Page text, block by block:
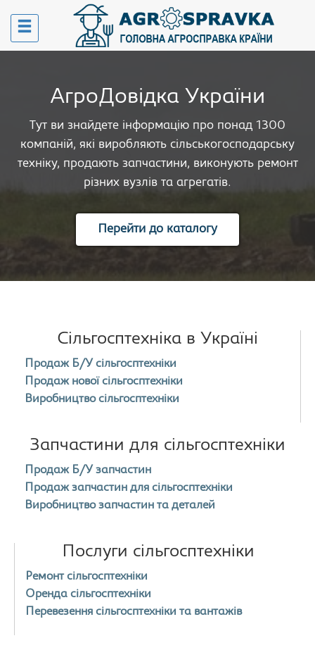
АгроДовідка України
Тут ви знайдете інформацію про понад 1300
компаній, які виробляють сільськогосподарську
техніку, продають запчастини, виконують ремонт
різних вузлів та агрегатів.
Перейти до каталогу
Сільгосптехніка в Україні
Продаж Б/У сільгосптехніки
Продаж нової сільгосптехніки
Виробництво сільгосптехніки
Запчастини для сільгосптехніки
Продаж Б/У запчастин
Продаж запчастин для сільгосптехніки
Виробництво запчастин та деталей
Послуги сільгосптехніки
Ремонт сільгосптехніки
Оренда сільгосптехніки
Перевезення сільгосптехніки та вантажів